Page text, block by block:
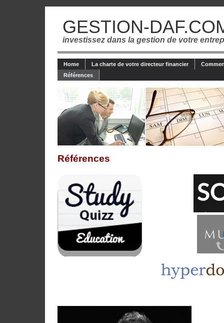
GESTION-
investissez dans la gestion de votre
Home La charte de votre directeur financier
Références
Références